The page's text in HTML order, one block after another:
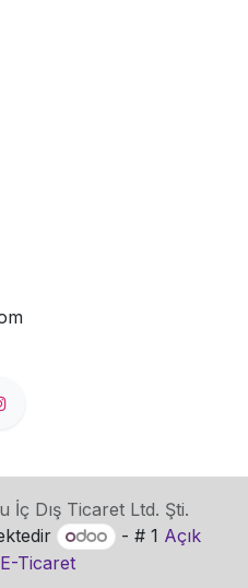
İç Dış Ticaret Ltd. Şti.
- # 1 Açık
Ticaret